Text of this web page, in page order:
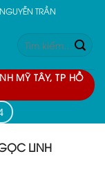
TRẦN
Tìm
kiếm:
MỸ TÂY, TP HỒ
LINH